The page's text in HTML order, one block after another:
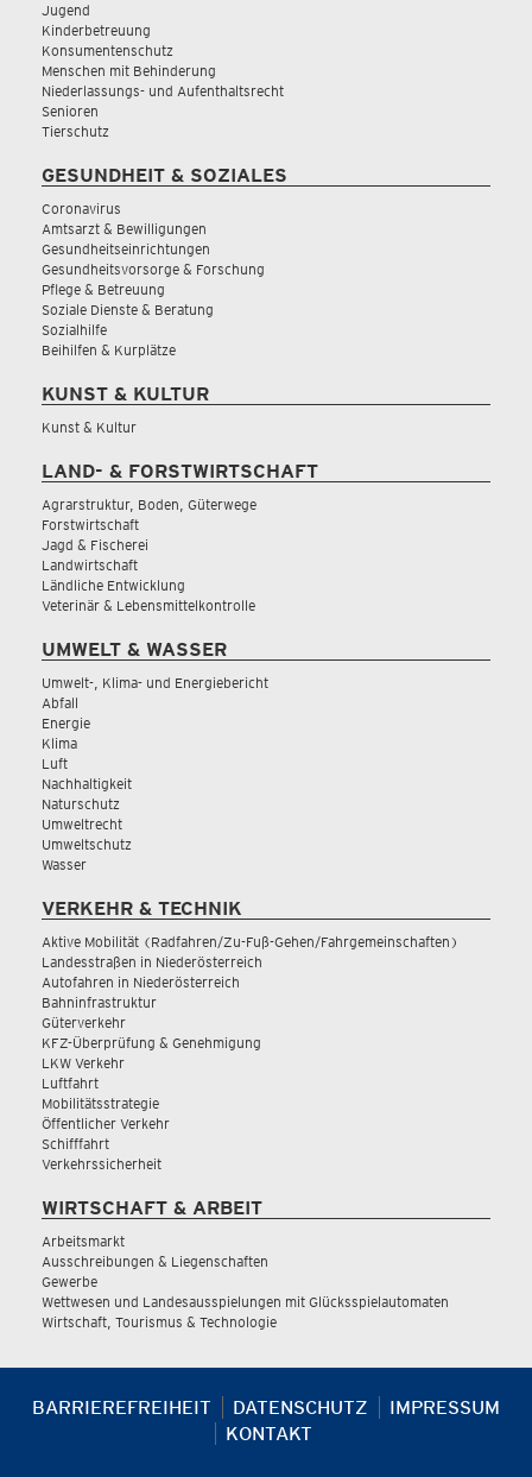
Jugend
Kinderbetreuung
Konsumentenschutz
Menschen mit Behinderung
Niederlassungs- und Aufenthaltsrecht
Senioren
Tierschutz
GESUNDHEIT & SOZIALES
Coronavirus
Amtsarzt & Bewilligungen
Gesundheitseinrichtungen
Gesundheitsvorsorge & Forschung
Pflege & Betreuung
Soziale Dienste & Beratung
Sozialhilfe
Beihilfen & Kurplätze
KUNST & KULTUR
Kunst & Kultur
LAND- & FORSTWIRTSCHAFT
Agrarstruktur, Boden, Güterwege
Forstwirtschaft
Jagd & Fischerei
Landwirtschaft
Ländliche Entwicklung
Veterinär & Lebensmittelkontrolle
UMWELT & WASSER
Umwelt-, Klima- und Energiebericht
Abfall
Energie
Klima
Luft
Nachhaltigkeit
Naturschutz
Umweltrecht
Umweltschutz
Wasser
VERKEHR & TECHNIK
Aktive Mobilität (Radfahren/Zu-Fuß-Gehen/Fahrgemeinschaften)
Landesstraßen in Niederösterreich
Autofahren in Niederösterreich
Bahninfrastruktur
Güterverkehr
KFZ-Überprüfung & Genehmigung
LKW Verkehr
Luftfahrt
Mobilitätsstrategie
Öffentlicher Verkehr
Schifffahrt
Verkehrssicherheit
WIRTSCHAFT & ARBEIT
Arbeitsmarkt
Ausschreibungen & Liegenschaften
Gewerbe
Wettwesen und Landesausspielungen mit Glücksspielautomaten
Wirtschaft, Tourismus & Technologie
BARRIEREFREIHEIT DATENSCHUTZ
IMPRESSUM
KONTAKT